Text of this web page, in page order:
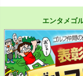
エンタメゴ